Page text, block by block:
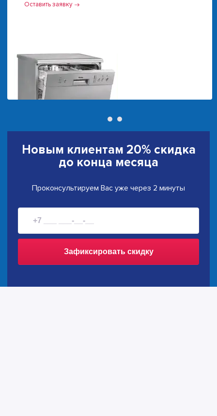
Оставить заявку
Новым клиентам 20% скидка
до конца месяца
Проконсультируем Вас уже через 2 минуты
Зафиксировать скидку